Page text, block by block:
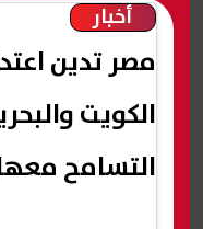
أخبار
مصر تدين
الكويت
التسامح